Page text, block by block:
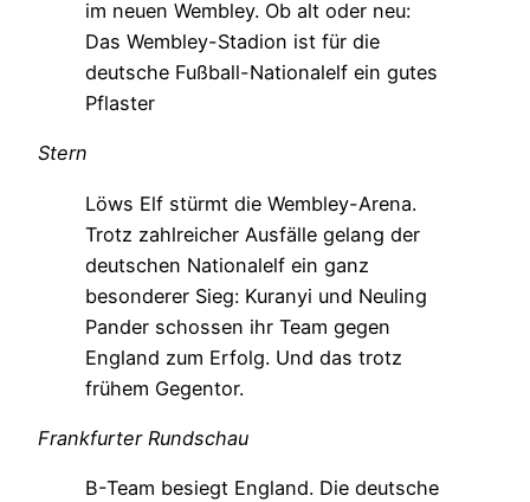
im neuen Wembley. Ob alt oder neu:
Das Wembley-Stadion ist für die
deutsche Fußball-Nationalelf ein gutes
Pflaster
Stern
Löws Elf stürmt die Wembley-Arena.
Trotz zahlreicher Ausfälle gelang der
deutschen Nationalelf ein ganz
besonderer Sieg: Kuranyi und Neuling
Pander schossen ihr Team gegen
England zum Erfolg. Und das trotz
frühem Gegentor.
Frankfurter Rundschau
B-Team besiegt England. Die deutsche